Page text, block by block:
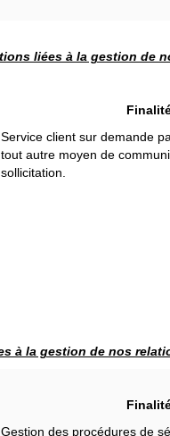
liées à la gestion de
Service client sur demande
tout autre moyen de
sollicitation.
à la gestion de nos
Gestion des procédures de